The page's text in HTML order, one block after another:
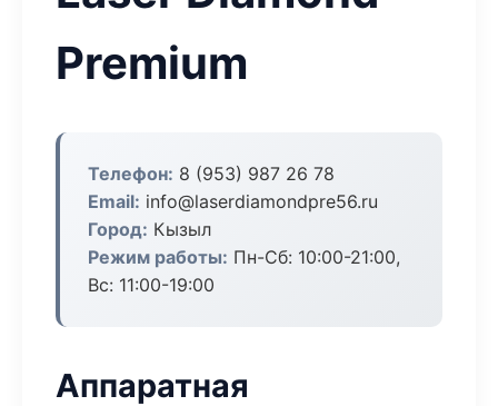
Premium
Телефон: 8 (953) 987 26 78
Email: info@laserdiamondpre56.ru
Город: Кызыл
Режим работы: Пн-Сб: 10:00-21:00,
Вс: 11:00-19:00
Аппаратная